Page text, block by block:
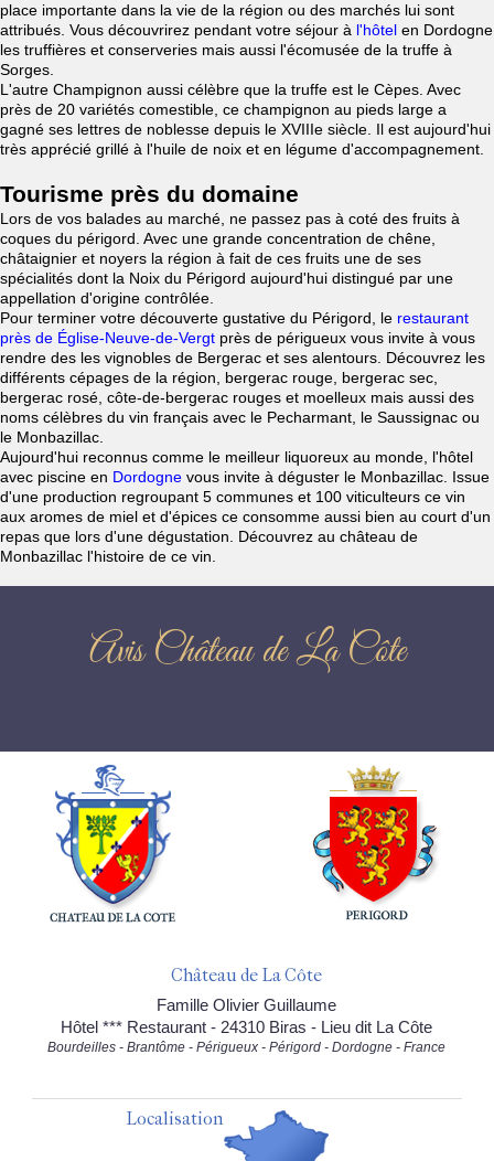
place importante dans la vie de la région ou des marchés lui sont
attribués. Vous découvrirez pendant votre séjour à l'hôtel en Dordogne
les truffières et conserveries mais aussi l'écomusée de la truffe à
Sorges.
L'autre Champignon aussi célèbre que la truffe est le Cèpes. Avec
près de 20 variétés comestible, ce champignon au pieds large a
gagné ses lettres de noblesse depuis le XVIIIe siècle. Il est aujourd'hui
très apprécié grillé à l'huile de noix et en légume d'accompagnement.
Tourisme près du domaine
Lors de vos balades au marché, ne passez pas à coté des fruits à
coques du périgord. Avec une grande concentration de chêne,
châtaignier et noyers la région à fait de ces fruits une de ses
spécialités dont la Noix du Périgord aujourd'hui distingué par une
appellation d'origine contrôlée.
Pour terminer votre découverte gustative du Périgord, le restaurant
près de Église-Neuve-de-Vergt près de périgueux vous invite à vous
rendre des les vignobles de Bergerac et ses alentours. Découvrez les
différents cépages de la région, bergerac rouge, bergerac sec,
bergerac rosé, côte-de-bergerac rouges et moelleux mais aussi des
noms célèbres du vin français avec le Pecharmant, le Saussignac ou
le Monbazillac.
Aujourd'hui reconnus comme le meilleur liquoreux au monde, l'hôtel
avec piscine en Dordogne vous invite à déguster le Monbazillac. Issue
d'une production regroupant 5 communes et 100 viticulteurs ce vin
aux aromes de miel et d'épices ce consomme aussi bien au court d'un
repas que lors d'une dégustation. Découvrez au château de
Monbazillac l'histoire de ce vin.
Avis Château de La Côte
Château de La Côte
Famille Olivier Guillaume
Hôtel *** Restaurant - 24310 Biras - Lieu dit La Côte
Bourdeilles - Brantôme - Périgueux - Périgord - Dordogne - France
Localisation